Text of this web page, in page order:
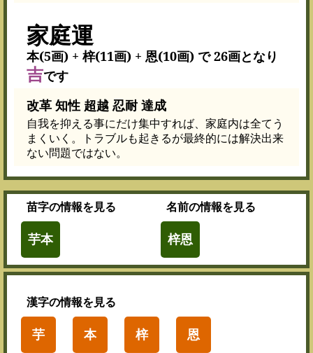
家庭運
本(5画) + 梓(11画) + 恩(10画) で 26画となり
吉です
改革 知性 超越 忍耐 達成
自我を抑える事にだけ集中すれば、家庭内は全てう
まくいく。トラブルも起きるが最終的には解決出来
ない問題ではない。
苗字の情報を見る
芋本
名前の情報を見る
梓恩
漢字の情報を見る
芋 本 梓 恩